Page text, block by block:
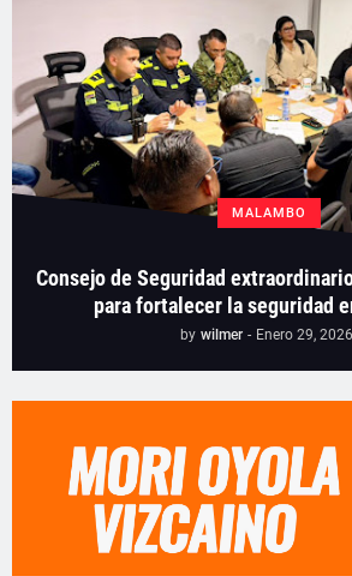
MALAMBO
Consejo de Seguridad
para fortalecer la seguridad
by wilmer - Enero 29, 2026